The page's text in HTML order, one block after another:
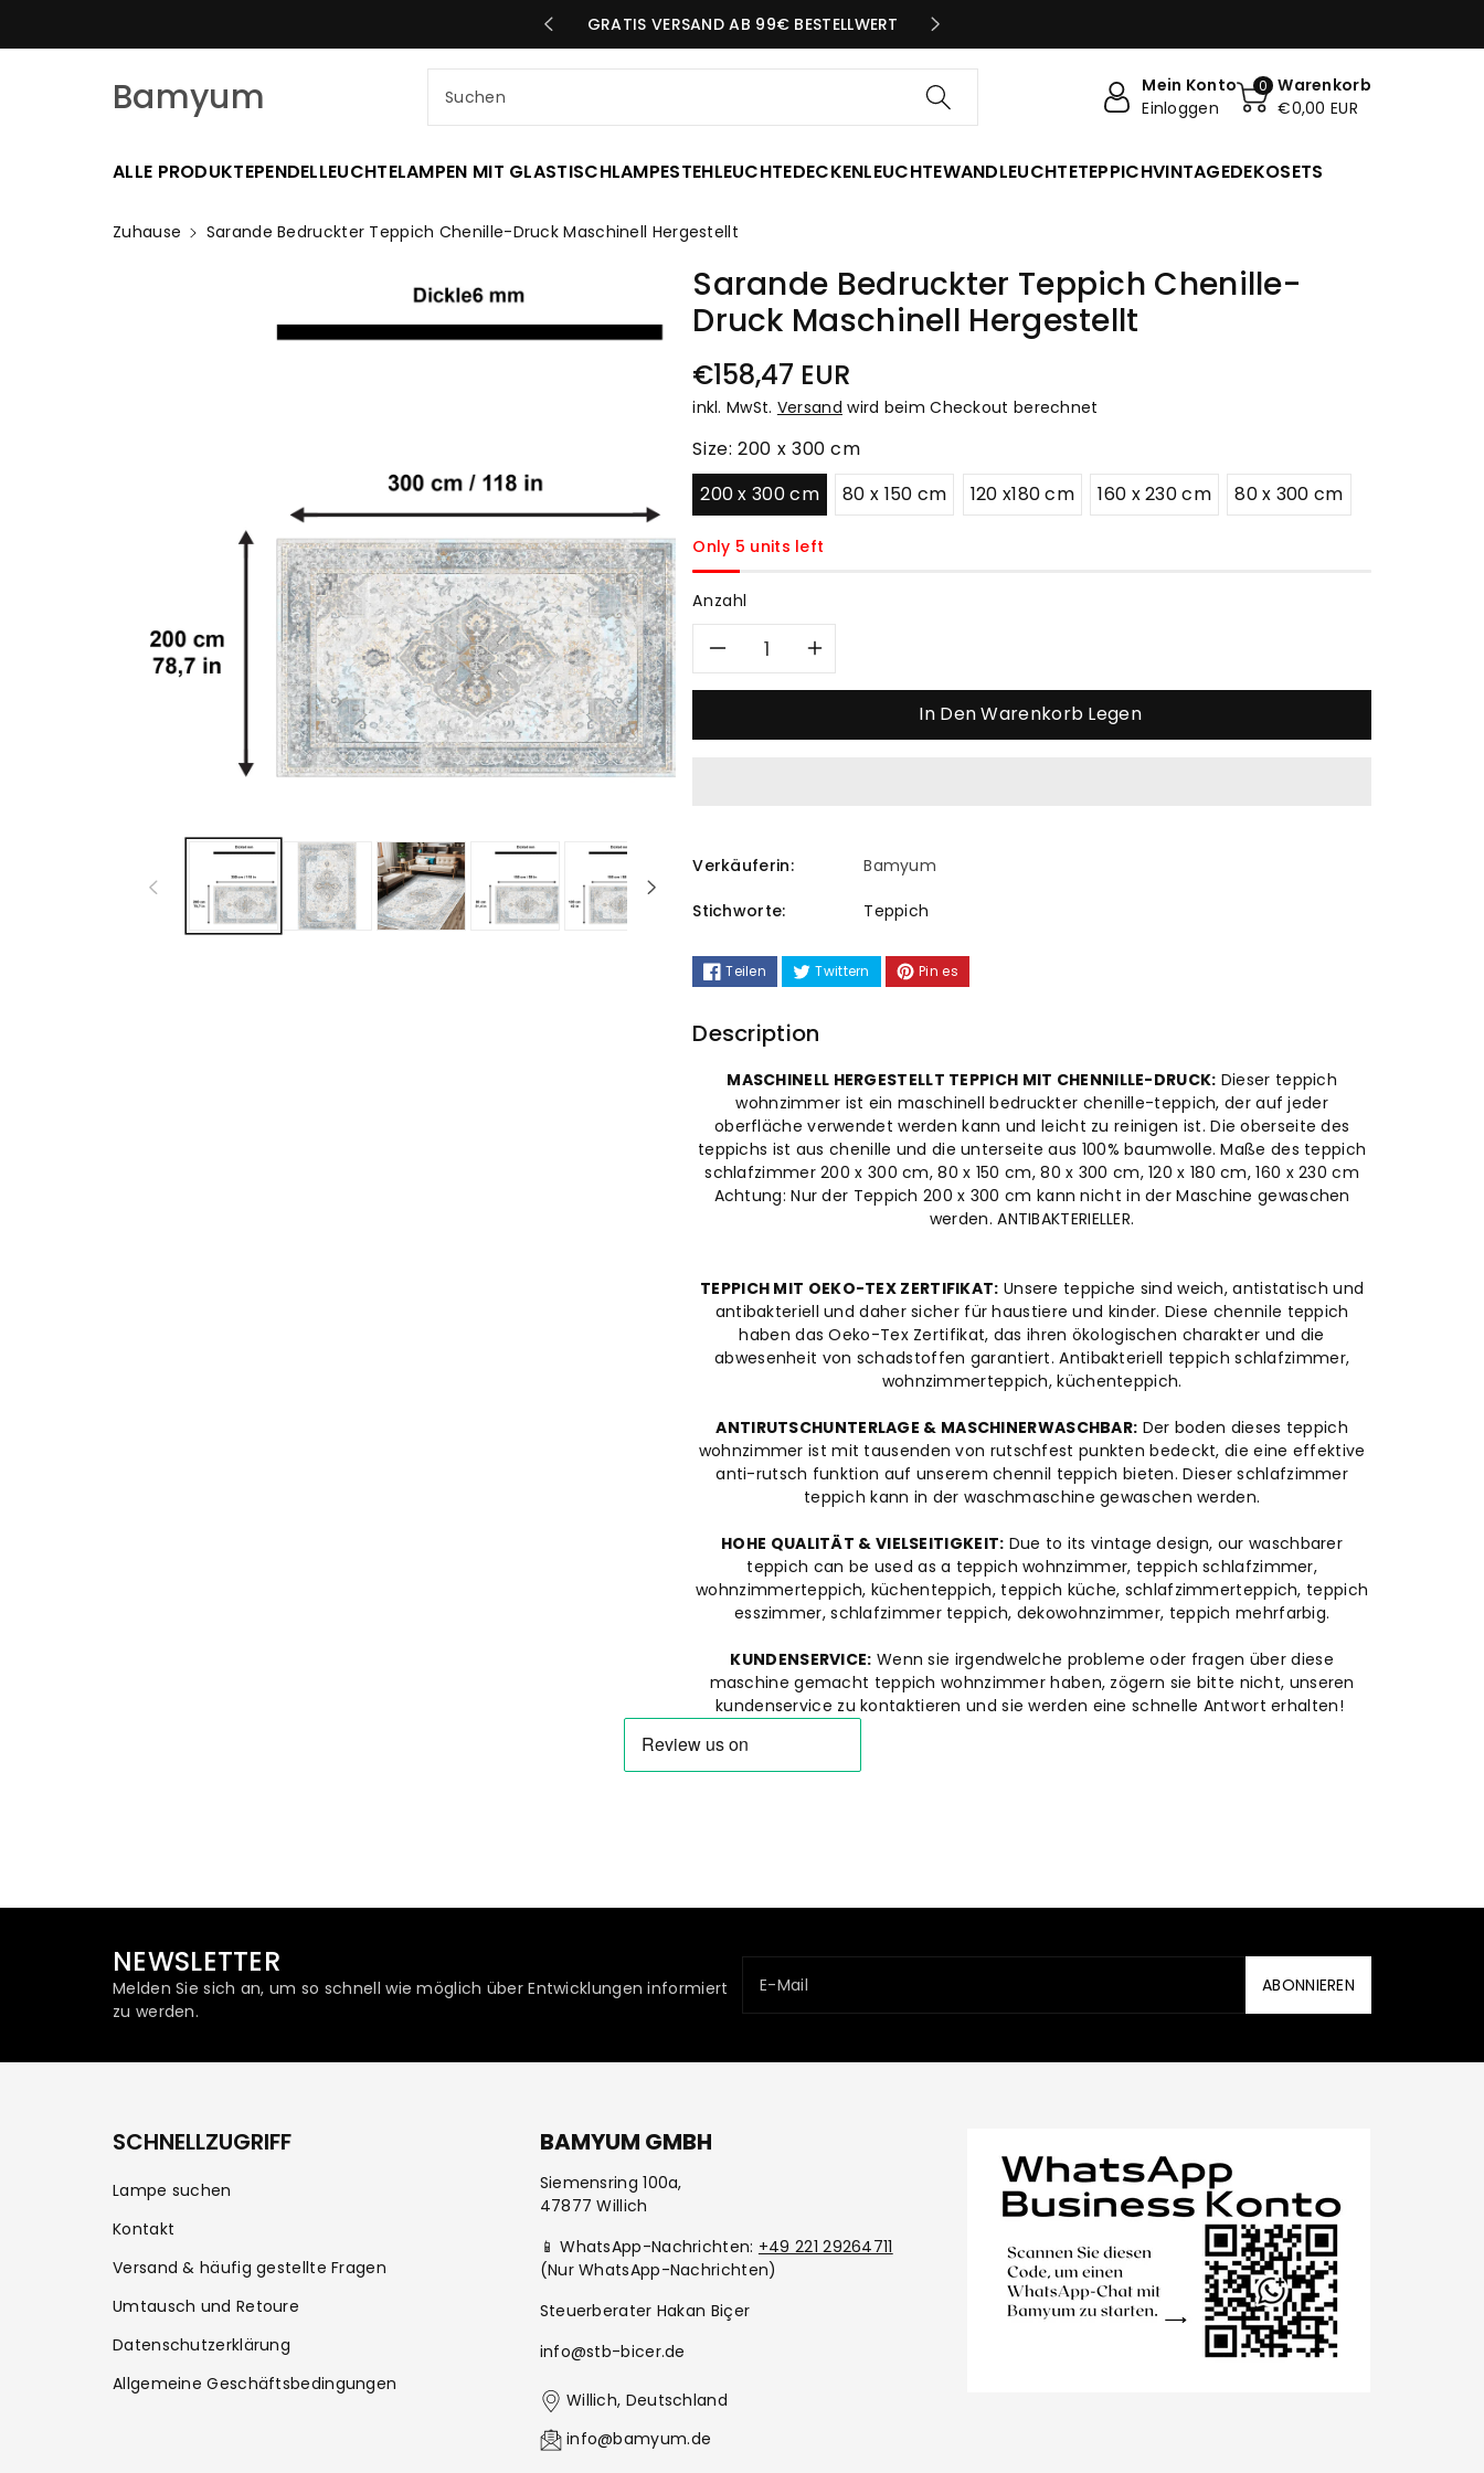
GRATIS VERSAND AB 99€ BESTELLWERT
Bamyum Suchen
Mein Konto
Einloggen
0
Warenkorb
€0,00 EUR
ALLE PRODUKTEPENDELLEUCHTELAMPEN MIT GLASTISCHLAMPESTEHLEUCHTEDECKENLEUCHTEWANDLEUCHTETEPPICHVINTAGEDEKOSETS
Zuhause
Sarande Bedruckter Teppich Chenille-Druck Maschinell Hergestellt
Sarande Bedruckter Teppich Chenille-
Druck Maschinell Hergestellt
Normaler
Preis
€158,47 EUR
inkl. MwSt. Versand wird beim Checkout berechnet
Size:200 x 300 cm
200 x 300 cm
80 x 150 cm 120 x180 cm 160 x 230 cm 80 x 300 cm
Only 5 units left
Anzahl
Verringere
Sarande
Bedruckter
Teppich
Chenille-
Druck
Maschinell
Hergestellt
Erhöhe
Sarande
Bedruckter
Teppich
Chenille-
Druck
Maschinell
Hergestellt
In Den Warenkorb Legen
Verkäuferin: Bamyum
Stichworte: Teppich
Teilen Twittern Pin es
Description
MASCHINELL HERGESTELLT TEPPICH MIT CHENNILLE-DRUCK: Dieser teppich
wohnzimmer ist ein maschinell bedruckter chenille-teppich, der auf jeder
oberfläche verwendet werden kann und leicht zu reinigen ist. Die oberseite des
teppichs ist aus chenille und die unterseite aus 100% baumwolle. Maße des teppich
schlafzimmer 200 x 300 cm, 80 x 150 cm, 80 x 300 cm, 120 x 180 cm, 160 x 230 cm
Achtung: Nur der Teppich 200 x 300 cm kann nicht in der Maschine gewaschen
werden. ANTIBAKTERIELLER.
TEPPICH MIT OEKO-TEX ZERTIFIKAT: Unsere teppiche sind weich, antistatisch und
antibakteriell und daher sicher für haustiere und kinder. Diese chennile teppich
haben das Oeko-Tex Zertifikat, das ihren ökologischen charakter und die
abwesenheit von schadstoffen garantiert. Antibakteriell teppich schlafzimmer,
wohnzimmerteppich, küchenteppich.
ANTIRUTSCHUNTERLAGE & MASCHINERWASCHBAR: Der boden dieses teppich
wohnzimmer ist mit tausenden von rutschfest punkten bedeckt, die eine effektive
anti-rutsch funktion auf unserem chennil teppich bieten. Dieser schlafzimmer
teppich kann in der waschmaschine gewaschen werden.
HOHE QUALITÄT & VIELSEITIGKEIT: Due to its vintage design, our waschbarer
teppich can be used as a teppich wohnzimmer, teppich schlafzimmer,
wohnzimmerteppich, küchenteppich, teppich küche, schlafzimmerteppich, teppich
esszimmer, schlafzimmer teppich, dekowohnzimmer, teppich mehrfarbig.
KUNDENSERVICE: Wenn sie irgendwelche probleme oder fragen über diese
maschine gemacht teppich wohnzimmer haben, zögern sie bitte nicht, unseren
kundenservice zu kontaktieren und sie werden eine schnelle Antwort erhalten!
NEWSLETTER
Melden Sie sich an, um so schnell wie möglich über Entwicklungen informiert
zu werden.
E-Mail ABONNIEREN
SCHNELLZUGRIFF
Lampe suchen
Kontakt
Versand & häufig gestellte Fragen
Umtausch und Retoure
Datenschutzerklärung
Allgemeine Geschäftsbedingungen
BAMYUM GMBH
Siemensring 100a,
47877 Willich
📱 WhatsApp-Nachrichten: +49 221 29264711
(Nur WhatsApp-Nachrichten)
Steuerberater Hakan Biçer
info@stb-bicer.de
Willich, Deutschland
info@bamyum.de